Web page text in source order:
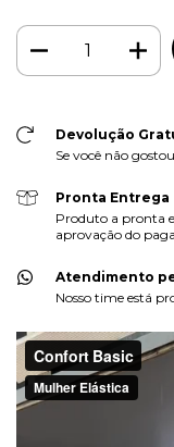
Devolução
Se você não
Pronta Entrega
Produto a pronta
aprovação do
Atendimento
Nosso time está